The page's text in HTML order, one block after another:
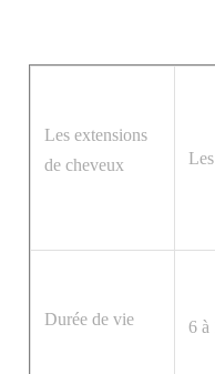
Les extensions
de cheveux
Durée de vie 6 à